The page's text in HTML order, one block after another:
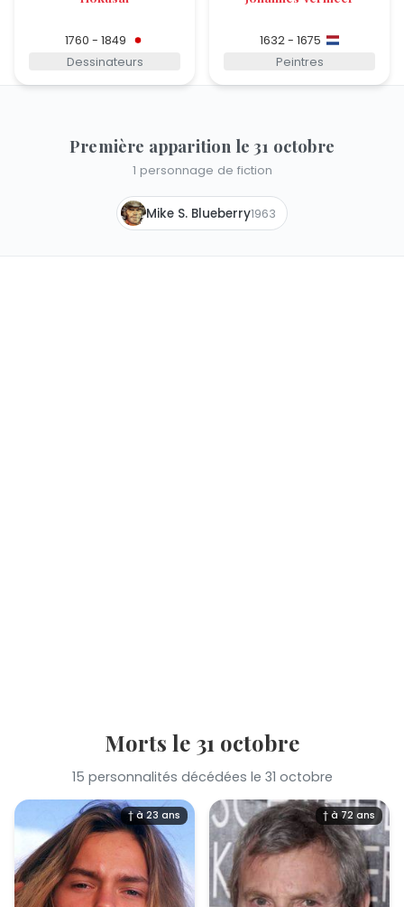
1760 - 1849
Dessinateurs
1632 - 1675
Peintres
Première apparition le 31 octobre
1 personnage de fiction
Mike S. Blueberry1963
Morts le 31 octobre
15 personnalités décédées le 31 octobre
† à 23 ans † à 72 ans